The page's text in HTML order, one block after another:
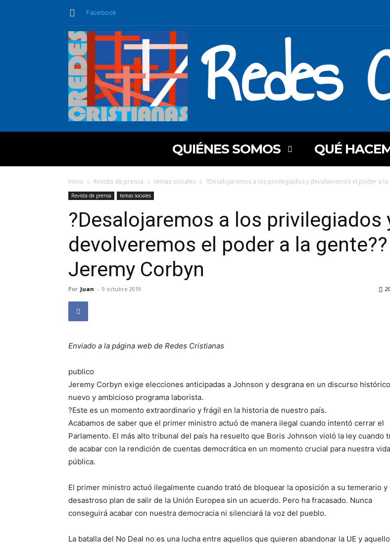
Facebook
Redes
QUIÉNES SOMOS QUÉ
Inicio Revista de prensa temas sociales ?Desalojaremos a los privilegiados y devolveremos el poder a la
Revista de prensa temas sociales
?Desalojaremos a los privilegiados
devolveremos el poder a la gente??
Jeremy Corbyn
Por Juan - 9 octubre 2019
Enviado a la página web de Redes Cristianas
publico
Jeremy Corbyn exige elecciones anticipadas a Johnson y desgrana en un discurso
nuevo y ambicioso programa laborista.
?Este es un momento extraordinario y frágil en la historia de nuestro país.
Acabamos de saber que el primer ministro actuó de manera ilegal cuando intentó cerrar el
Parlamento. El más alto tribunal del país ha resuelto que Boris Johnson violó la ley cuando
de acabar con la rendición de cuentas democrática en un momento crucial para nuestra vida
pública.
El primer ministro actuó ilegalmente cuando trató de bloquear la oposición a su temerario y
desastroso plan de salir de la Unión Europea sin un acuerdo. Pero ha fracasado. Nunca
conseguirá acabar con nuestra democracia ni silenciará la voz del pueblo.
La batalla del No Deal no es una lucha entre aquellos que quieren abandonar la UE y